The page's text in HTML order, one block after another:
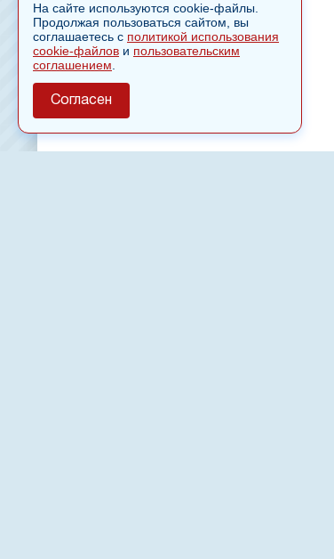
На сайте используются cookie-файлы.
Продолжая пользоваться сайтом, вы
соглашаетесь с политикой использования
cookie-файлов и пользовательским
соглашением
Согласен